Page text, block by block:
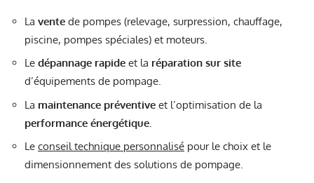
La vente de pompes (relevage, surpression, chauffage,
piscine, pompes spéciales) et moteurs.
Le dépannage rapide et la réparation sur site
d’équipements de pompage.
La maintenance préventive et l’optimisation de la
performance énergétique
Le conseil technique personnalisé pour le choix et le
dimensionnement des solutions de pompage.